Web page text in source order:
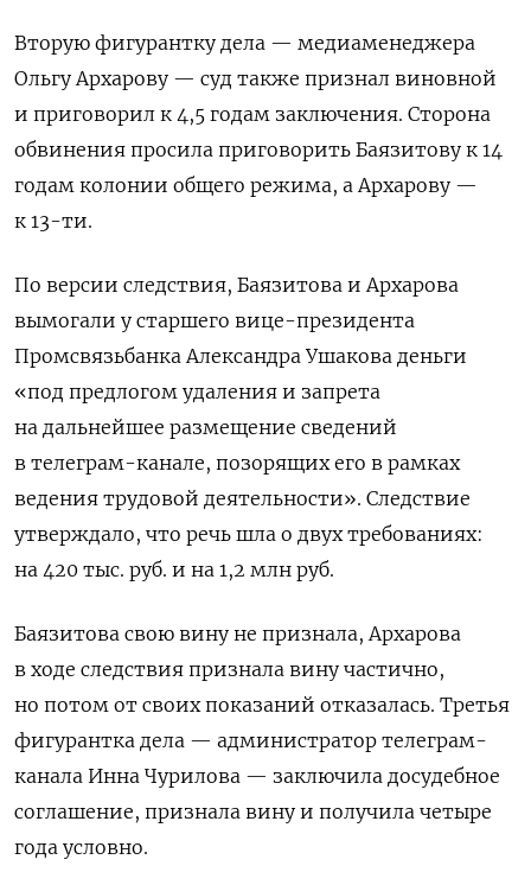
Вторую фигурантку дела — медиаменеджера
Ольгу Архарову — суд также признал виновной
и приговорил к 4,5 годам заключения. Сторона
обвинения просила приговорить Баязитову к 14
годам колонии общего режима, а Архарову —
к 13-ти.
По версии следствия, Баязитова и Архарова
вымогали у старшего вице-президента
Промсвязьбанка Александра Ушакова деньги
«под предлогом удаления и запрета
на дальнейшее размещение сведений
в телеграм-канале, позорящих его в рамках
ведения трудовой деятельности». Следствие
утверждало, что речь шла о двух требованиях:
на 420 тыс. руб. и на 1,2 млн руб.
Баязитова свою вину не признала, Архарова
в ходе следствия признала вину частично,
но потом от своих показаний отказалась. Третья
фигурантка дела — администратор телеграм-
канала Инна Чурилова — заключила досудебное
соглашение, признала вину и получила четыре
года условно.